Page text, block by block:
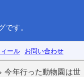
す。
ール お問い合わせ
今年行った動物園は世